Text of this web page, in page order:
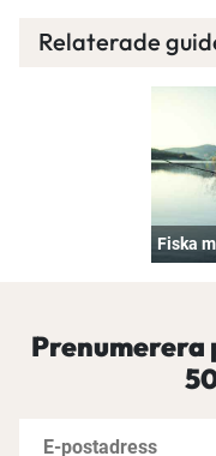
Relaterade
Fiska
Prenumerera